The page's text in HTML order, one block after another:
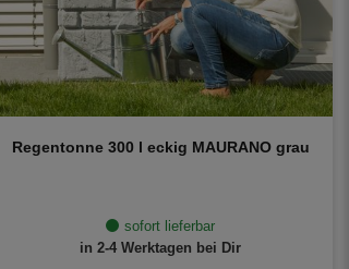
Regentonne 300 l eckig MAURANO grau
sofort lieferbar
in 2-4 Werktagen bei Dir